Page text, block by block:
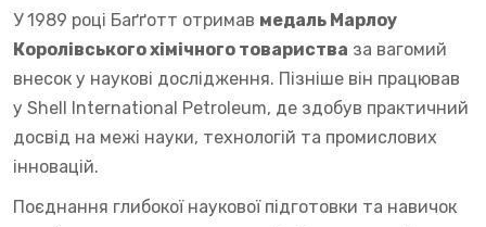
У 1989 році Баґґотт отримав медаль Марлоу
Королівського хімічного товариства за вагомий
внесок у наукові дослідження. Пізніше він працював
у Shell International Petroleum, де здобув практичний
досвід на межі науки, технологій та промислових
інновацій.
Поєднання глибокої наукової підготовки та навичок